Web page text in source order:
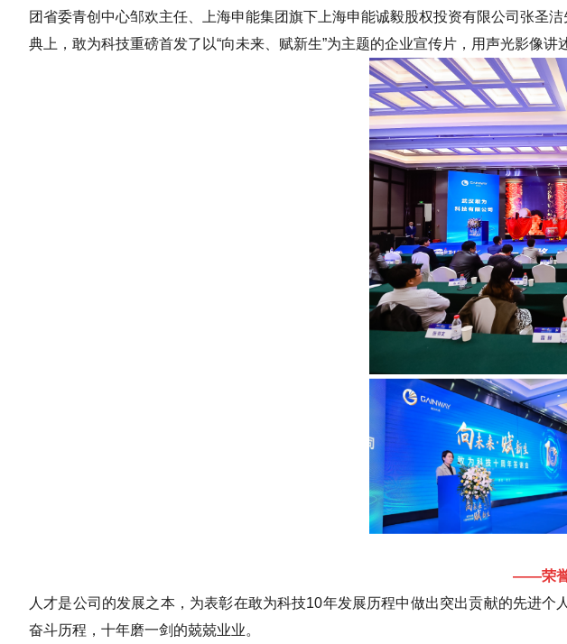
团省委青创中心邹欢主任、上海申能集团旗下上海申能诚毅股权投资有限公司张圣
典上，敢为科技重磅首发了以“向未来、赋新生”为主题的企业宣传片，用声光影像
——荣
人才是公司的发展之本，为表彰在敢为科技10年发展历程中做出突出贡献的先进
奋斗历程，十年磨一剑的兢兢业业。